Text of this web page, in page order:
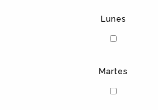
Lunes
Martes